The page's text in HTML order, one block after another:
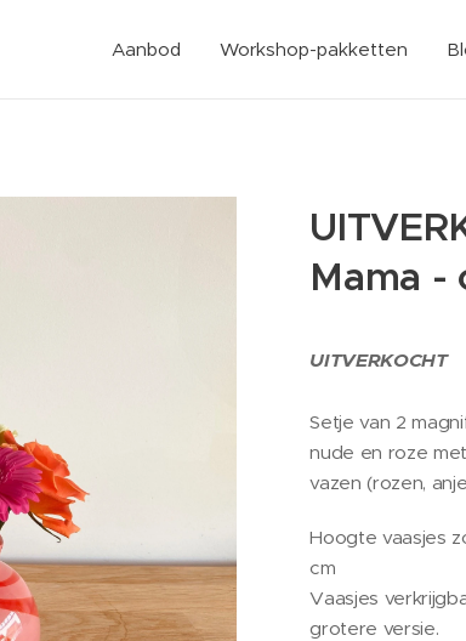
Aanbod Workshop-pakketten
Mama -
UITVERKOCHT
Setje van 2
nude en roze
vazen (rozen,
Hoogte vaasjes
cm
Vaasjes
grotere versie.